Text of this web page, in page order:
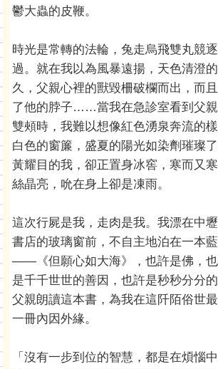
鬱大蟲的皮鞭。
時光是常轉的法輪，兔走烏飛雙丸競
過。就在我以為風暴遠揚，天色清澄
久，父親心裡的獸毀柵破欄而出，而
了他的脖子……當我在急診室看到父
雙頰時，我難以想像紅色湧泉奔流的
白色的窗簾，盛夏的陽光如染劑璀璨
黃耀目的我，卻正置身冰窖，寒而又
絲晶亮，吮在身上卻是凍雨。
這次行屍是我，走肉是我。我漂在中
書店的玻璃窗前，不自主地泊在一本
——《但願心如大海》，也許是佛，
是千千世世的善因，也許是秒秒分分
父親朗讀這本書，為我在這阡陌俗世
一冊內因外緣。
「沒有一步到位的智慧，都是在煩惱